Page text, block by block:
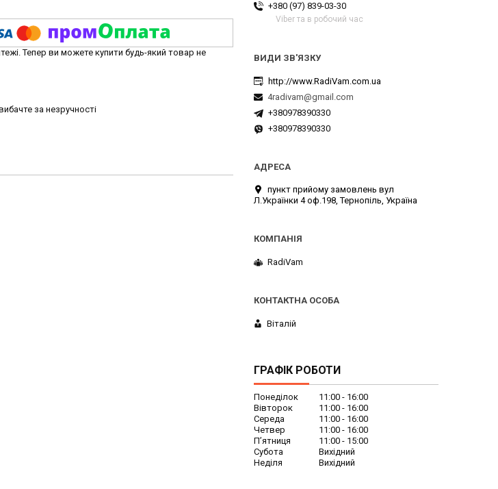
Тепер ви можете купити будь-який товар не
за незручності
+380 (97) 839-03-30
Viber та в робочий час
http://www.RadiVam.com.ua
4radivam@gmail.com
+380978390330
+380978390330
пункт прийому замовлень вул
Л.Українки 4 оф.198, Тернопіль, Україна
RadiVam
Віталій
ГРАФІК РОБОТИ
Понеділок 11:00
16:00
Вівторок
11:00
16:00
Середа
11:00
16:00
Четвер
11:00
16:00
Пʼятниця
11:00
15:00
Субота
Вихідний
Неділя
Вихідний